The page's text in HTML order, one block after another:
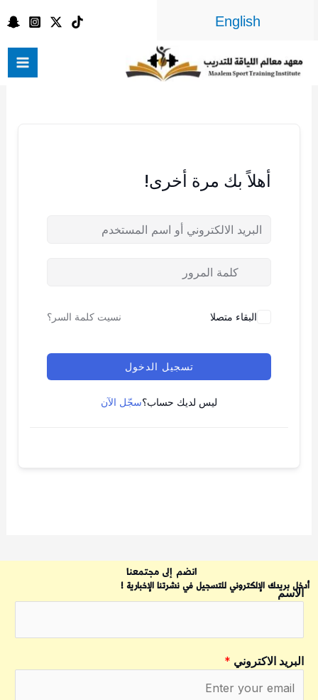
English
أهلاً بك مرة أخرى!
البقاء متصلا نسيت كلمة السر؟
تسجيل الدخول
ليس لديك حساب؟سجّل الآن
انضم إلى مجتمعنا
أدخل بريدك الإلكتروني للتسجيل في نشرتنا الإخبارية !
الاسم
البريد الاكتروني *